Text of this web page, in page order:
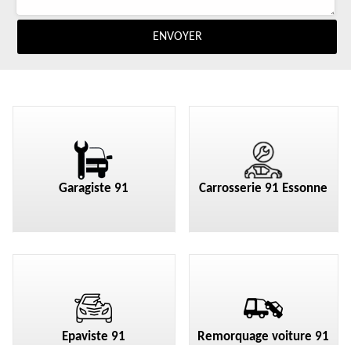
Garagiste 91 Carrosserie 91 Essonne
Epaviste 91 Remorquage voiture 91